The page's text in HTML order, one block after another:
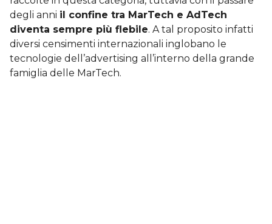
degli anni il confine tra MarTech e AdTech
diventa sempre più flebile. A tal proposito infatti
diversi censimenti internazionali inglobano le
tecnologie dell’advertising all’interno della grande
famiglia delle MarTech.